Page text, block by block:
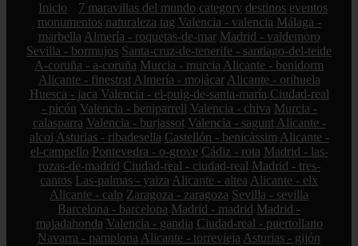
Inicio 7 maravillas del mundo category destinos eventos
monumentos naturaleza tag Valencia - valencia Málaga -
marbella Almería - roquetas-de-mar Madrid - valdemoro
Sevilla - bormujos Santa-cruz-de-tenerife - santiago-del-teide
A-coruña - a-coruña Murcia - murcia Alicante - benidorm
Alicante - finestrat Almería - mojácar Alicante - orihuela
Huesca - jaca Valencia - el-puig-de-santa-maría Ciudad-real
- picón Valencia - beniparrell Valencia - chiva Murcia -
calasparra Valencia - burjassot Valencia - sagunt Alicante -
alcoi Asturias - ribadesella Castellón - benicàssim Alicante -
el-campello Pontevedra - o-grove Cádiz - rota Madrid - las-
rozas-de-madrid Ciudad-real - ciudad-real Madrid - tres-
cantos Las-palmas - yaiza Alicante - altea Alicante - elx
Alicante - calp Zaragoza - zaragoza Sevilla - sevilla
Barcelona - barcelona Madrid - madrid Madrid -
majadahonda Valencia - gandia Ciudad-real - puertollano
Navarra - pamplona Alicante - torrevieja Asturias - gijón